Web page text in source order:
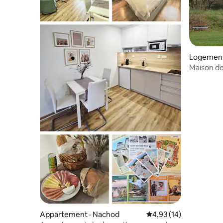
Appartement · Nachod Note moyenne de
4,93 (14)
Maison